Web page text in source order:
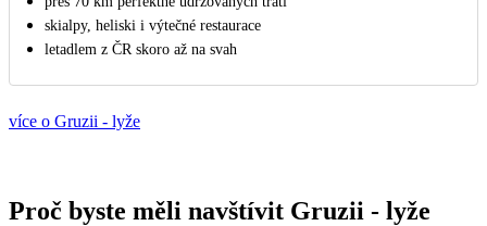
skialpy, heliski i výtečné restaurace
letadlem z ČR skoro až na svah
více o Gruzii - lyže
Proč byste měli navštívit Gruzii - lyže